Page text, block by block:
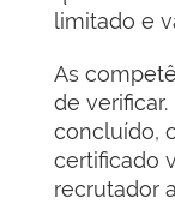
limitado e
As
de
concluído,
certificado
recrutador